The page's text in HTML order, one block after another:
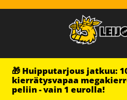
🎁 Huipputarjous jatkuu:
kierrätysvapaa
peliin - vain 1 eurolla!